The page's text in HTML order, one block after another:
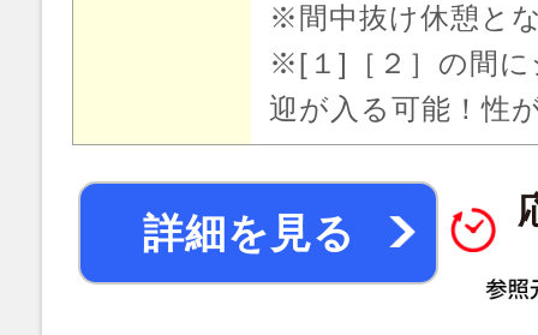
※間中抜け休憩と
※[１]［２］の間
迎が入る可能！性
詳細を見る